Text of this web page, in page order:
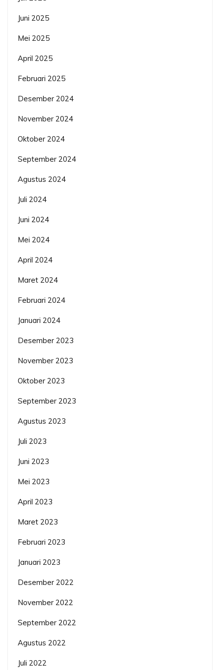
Juni 2025
Mei 2025
April 2025
Februari 2025
Desember 2024
November 2024
Oktober 2024
September 2024
Agustus 2024
Juli 2024
Juni 2024
Mei 2024
April 2024
Maret 2024
Februari 2024
Januari 2024
Desember 2023
November 2023
Oktober 2023
September 2023
Agustus 2023
Juli 2023
Juni 2023
Mei 2023
April 2023
Maret 2023
Februari 2023
Januari 2023
Desember 2022
November 2022
September 2022
Agustus 2022
Juli 2022